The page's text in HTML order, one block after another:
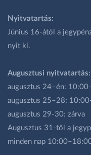
Nyitvatartás:
Június 16-ától a
nyit ki.
Augusztusi nyitvatartás:
augusztus 24–én:
augusztus 25–28:
augusztus 29-30: zárva
Augusztus 31-től a
minden nap